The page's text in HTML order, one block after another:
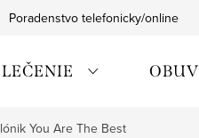
Poradenstvo telefonicky/online
OBUV
You Are The Best